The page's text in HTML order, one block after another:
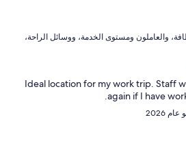
عناصر نالت الإعجاب: ⁦النظافة⁩، و⁦العاملون ومستوى الخدمة⁩، و⁦وسائل الراحة⁩،
Ideal location for my work trip. Staff
again if I have